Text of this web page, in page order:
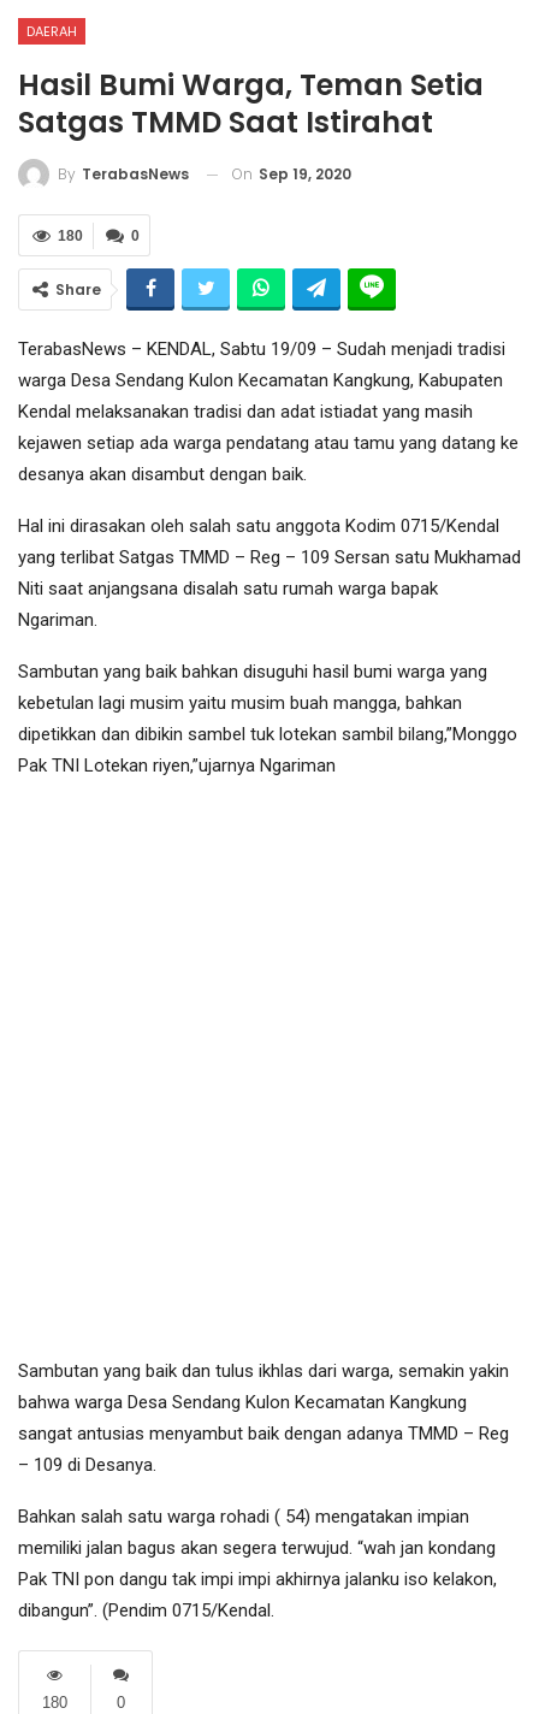
DAERAH
Hasil Bumi Warga, Teman Setia
Satgas TMMD Saat Istirahat
By TerabasNews On Sep 19, 2020
0
180
Share
TerabasNews – KENDAL, Sabtu 19/09 – Sudah menjadi tradisi
warga Desa Sendang Kulon Kecamatan Kangkung, Kabupaten
Kendal melaksanakan tradisi dan adat istiadat yang masih
kejawen setiap ada warga pendatang atau tamu yang datang ke
desanya akan disambut dengan baik.
Hal ini dirasakan oleh salah satu anggota Kodim 0715/Kendal
yang terlibat Satgas TMMD – Reg – 109 Sersan satu Mukhamad
Niti saat anjangsana disalah satu rumah warga bapak
Ngariman.
Sambutan yang baik bahkan disuguhi hasil bumi warga yang
kebetulan lagi musim yaitu musim buah mangga, bahkan
dipetikkan dan dibikin sambel tuk lotekan sambil bilang,”Monggo
Pak TNI Lotekan riyen,”ujarnya Ngariman
Sambutan yang baik dan tulus ikhlas dari warga, semakin yakin
bahwa warga Desa Sendang Kulon Kecamatan Kangkung
sangat antusias menyambut baik dengan adanya TMMD – Reg
– 109 di Desanya.
Bahkan salah satu warga rohadi ( 54) mengatakan impian
memiliki jalan bagus akan segera terwujud. “wah jan kondang
Pak TNI pon dangu tak impi impi akhirnya jalanku iso kelakon,
dibangun”. (Pendim 0715/Kendal.
0
180